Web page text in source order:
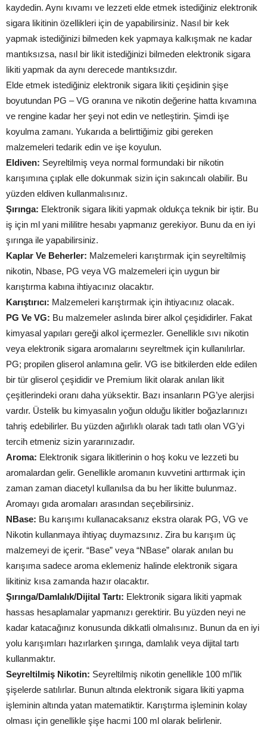
kaydedin. Aynı kıvamı ve lezzeti elde etmek istediğiniz elektronik
sigara likitinin özellikleri için de yapabilirsiniz. Nasıl bir kek
yapmak istediğinizi bilmeden kek yapmaya kalkışmak ne kadar
mantıksızsa, nasıl bir likit istediğinizi bilmeden elektronik sigara
likiti yapmak da aynı derecede mantıksızdır.
Elde etmek istediğiniz elektronik sigara likiti çeşidinin şişe
boyutundan PG – VG oranına ve nikotin değerine hatta kıvamına
ve rengine kadar her şeyi not edin ve netleştirin. Şimdi işe
koyulma zamanı. Yukarıda a belirttiğimiz gibi gereken
malzemeleri tedarik edin ve işe koyulun.
Eldiven: Seyreltilmiş veya normal formundaki bir nikotin
karışımına çıplak elle dokunmak sizin için sakıncalı olabilir. Bu
yüzden eldiven kullanmalısınız.
Şırınga: Elektronik sigara likiti yapmak oldukça teknik bir iştir. Bu
iş için ml yani mililitre hesabı yapmanız gerekiyor. Bunu da en iyi
şırınga ile yapabilirsiniz.
Kaplar Ve Beherler: Malzemeleri karıştırmak için seyreltilmiş
nikotin, Nbase, PG veya VG malzemeleri için uygun bir
karıştırma kabına ihtiyacınız olacaktır.
Karıştırıcı: Malzemeleri karıştırmak için ihtiyacınız olacak.
PG Ve VG: Bu malzemeler aslında birer alkol çeşididirler. Fakat
kimyasal yapıları gereği alkol içermezler. Genellikle sıvı nikotin
veya elektronik sigara aromalarını seyreltmek için kullanılırlar.
PG; propilen gliserol anlamına gelir. VG ise bitkilerden elde edilen
bir tür gliserol çeşididir ve Premium likit olarak anılan likit
çeşitlerindeki oranı daha yüksektir. Bazı insanların PG’ye alerjisi
vardır. Üstelik bu kimyasalın yoğun olduğu likitler boğazlarınızı
tahriş edebilirler. Bu yüzden ağırlıklı olarak tadı tatlı olan VG’yi
tercih etmeniz sizin yararınızadır.
Aroma: Elektronik sigara likitlerinin o hoş koku ve lezzeti bu
aromalardan gelir. Genellikle aromanın kuvvetini arttırmak için
zaman zaman diacetyl kullanılsa da bu her likitte bulunmaz.
Aromayı gıda aromaları arasından seçebilirsiniz.
NBase: Bu karışımı kullanacaksanız ekstra olarak PG, VG ve
Nikotin kullanmaya ihtiyaç duymazsınız. Zira bu karışım üç
malzemeyi de içerir. “Base” veya “NBase” olarak anılan bu
karışıma sadece aroma eklemeniz halinde elektronik sigara
likitiniz kısa zamanda hazır olacaktır.
Şırınga/Damlalık/Dijital Tartı: Elektronik sigara likiti yapmak
hassas hesaplamalar yapmanızı gerektirir. Bu yüzden neyi ne
kadar katacağınız konusunda dikkatli olmalısınız. Bunun da en iyi
yolu karışımları hazırlarken şırınga, damlalık veya dijital tartı
kullanmaktır.
Seyreltilmiş Nikotin: Seyreltilmiş nikotin genellikle 100 ml’lik
şişelerde satılırlar. Bunun altında elektronik sigara likiti yapma
işleminin altında yatan matematiktir. Karıştırma işleminin kolay
olması için genellikle şişe hacmi 100 ml olarak belirlenir.